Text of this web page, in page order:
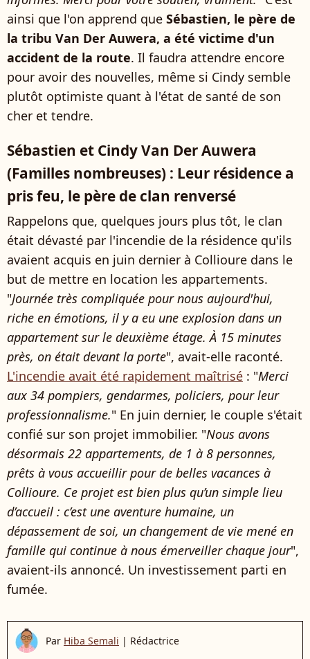
ainsi que l'on apprend que Sébastien, le père de
la tribu Van Der Auwera, a été victime d'un
accident de la route. Il faudra attendre encore
pour avoir des nouvelles, même si Cindy semble
plutôt optimiste quant à l'état de santé de son
cher et tendre.
Sébastien et Cindy Van Der Auwera
(Familles nombreuses) : Leur résidence a
pris feu, le père de clan renversé
Rappelons que, quelques jours plus tôt, le clan
était dévasté par l'incendie de la résidence qu'ils
avaient acquis en juin dernier à Collioure dans le
but de mettre en location les appartements.
"Journée très compliquée pour nous aujourd'hui,
riche en émotions, il y a eu une explosion dans un
appartement sur le deuxième étage. À 15 minutes
près, on était devant la porte", avait-elle raconté.
L'incendie avait été rapidement maîtrisé : "Merci
aux 34 pompiers, gendarmes, policiers, pour leur
professionnalisme." En juin dernier, le couple s'était
confié sur son projet immobilier. "Nous avons
désormais 22 appartements, de 1 à 8 personnes,
prêts à vous accueillir pour de belles vacances à
Collioure. Ce projet est bien plus qu’un simple lieu
d’accueil : c’est une aventure humaine, un
dépassement de soi, un changement de vie mené en
famille qui continue à nous émerveiller chaque jour",
avaient-ils annoncé. Un investissement parti en
fumée.
Par Hiba Semali | Rédactrice